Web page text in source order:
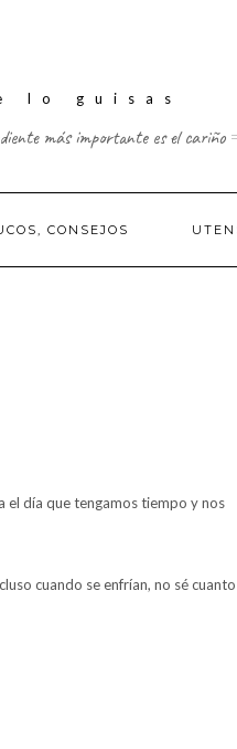
más importante es el cariño
CONSEJOS
el día que tengamos tiempo y nos
cuando se enfrían, no sé cuanto